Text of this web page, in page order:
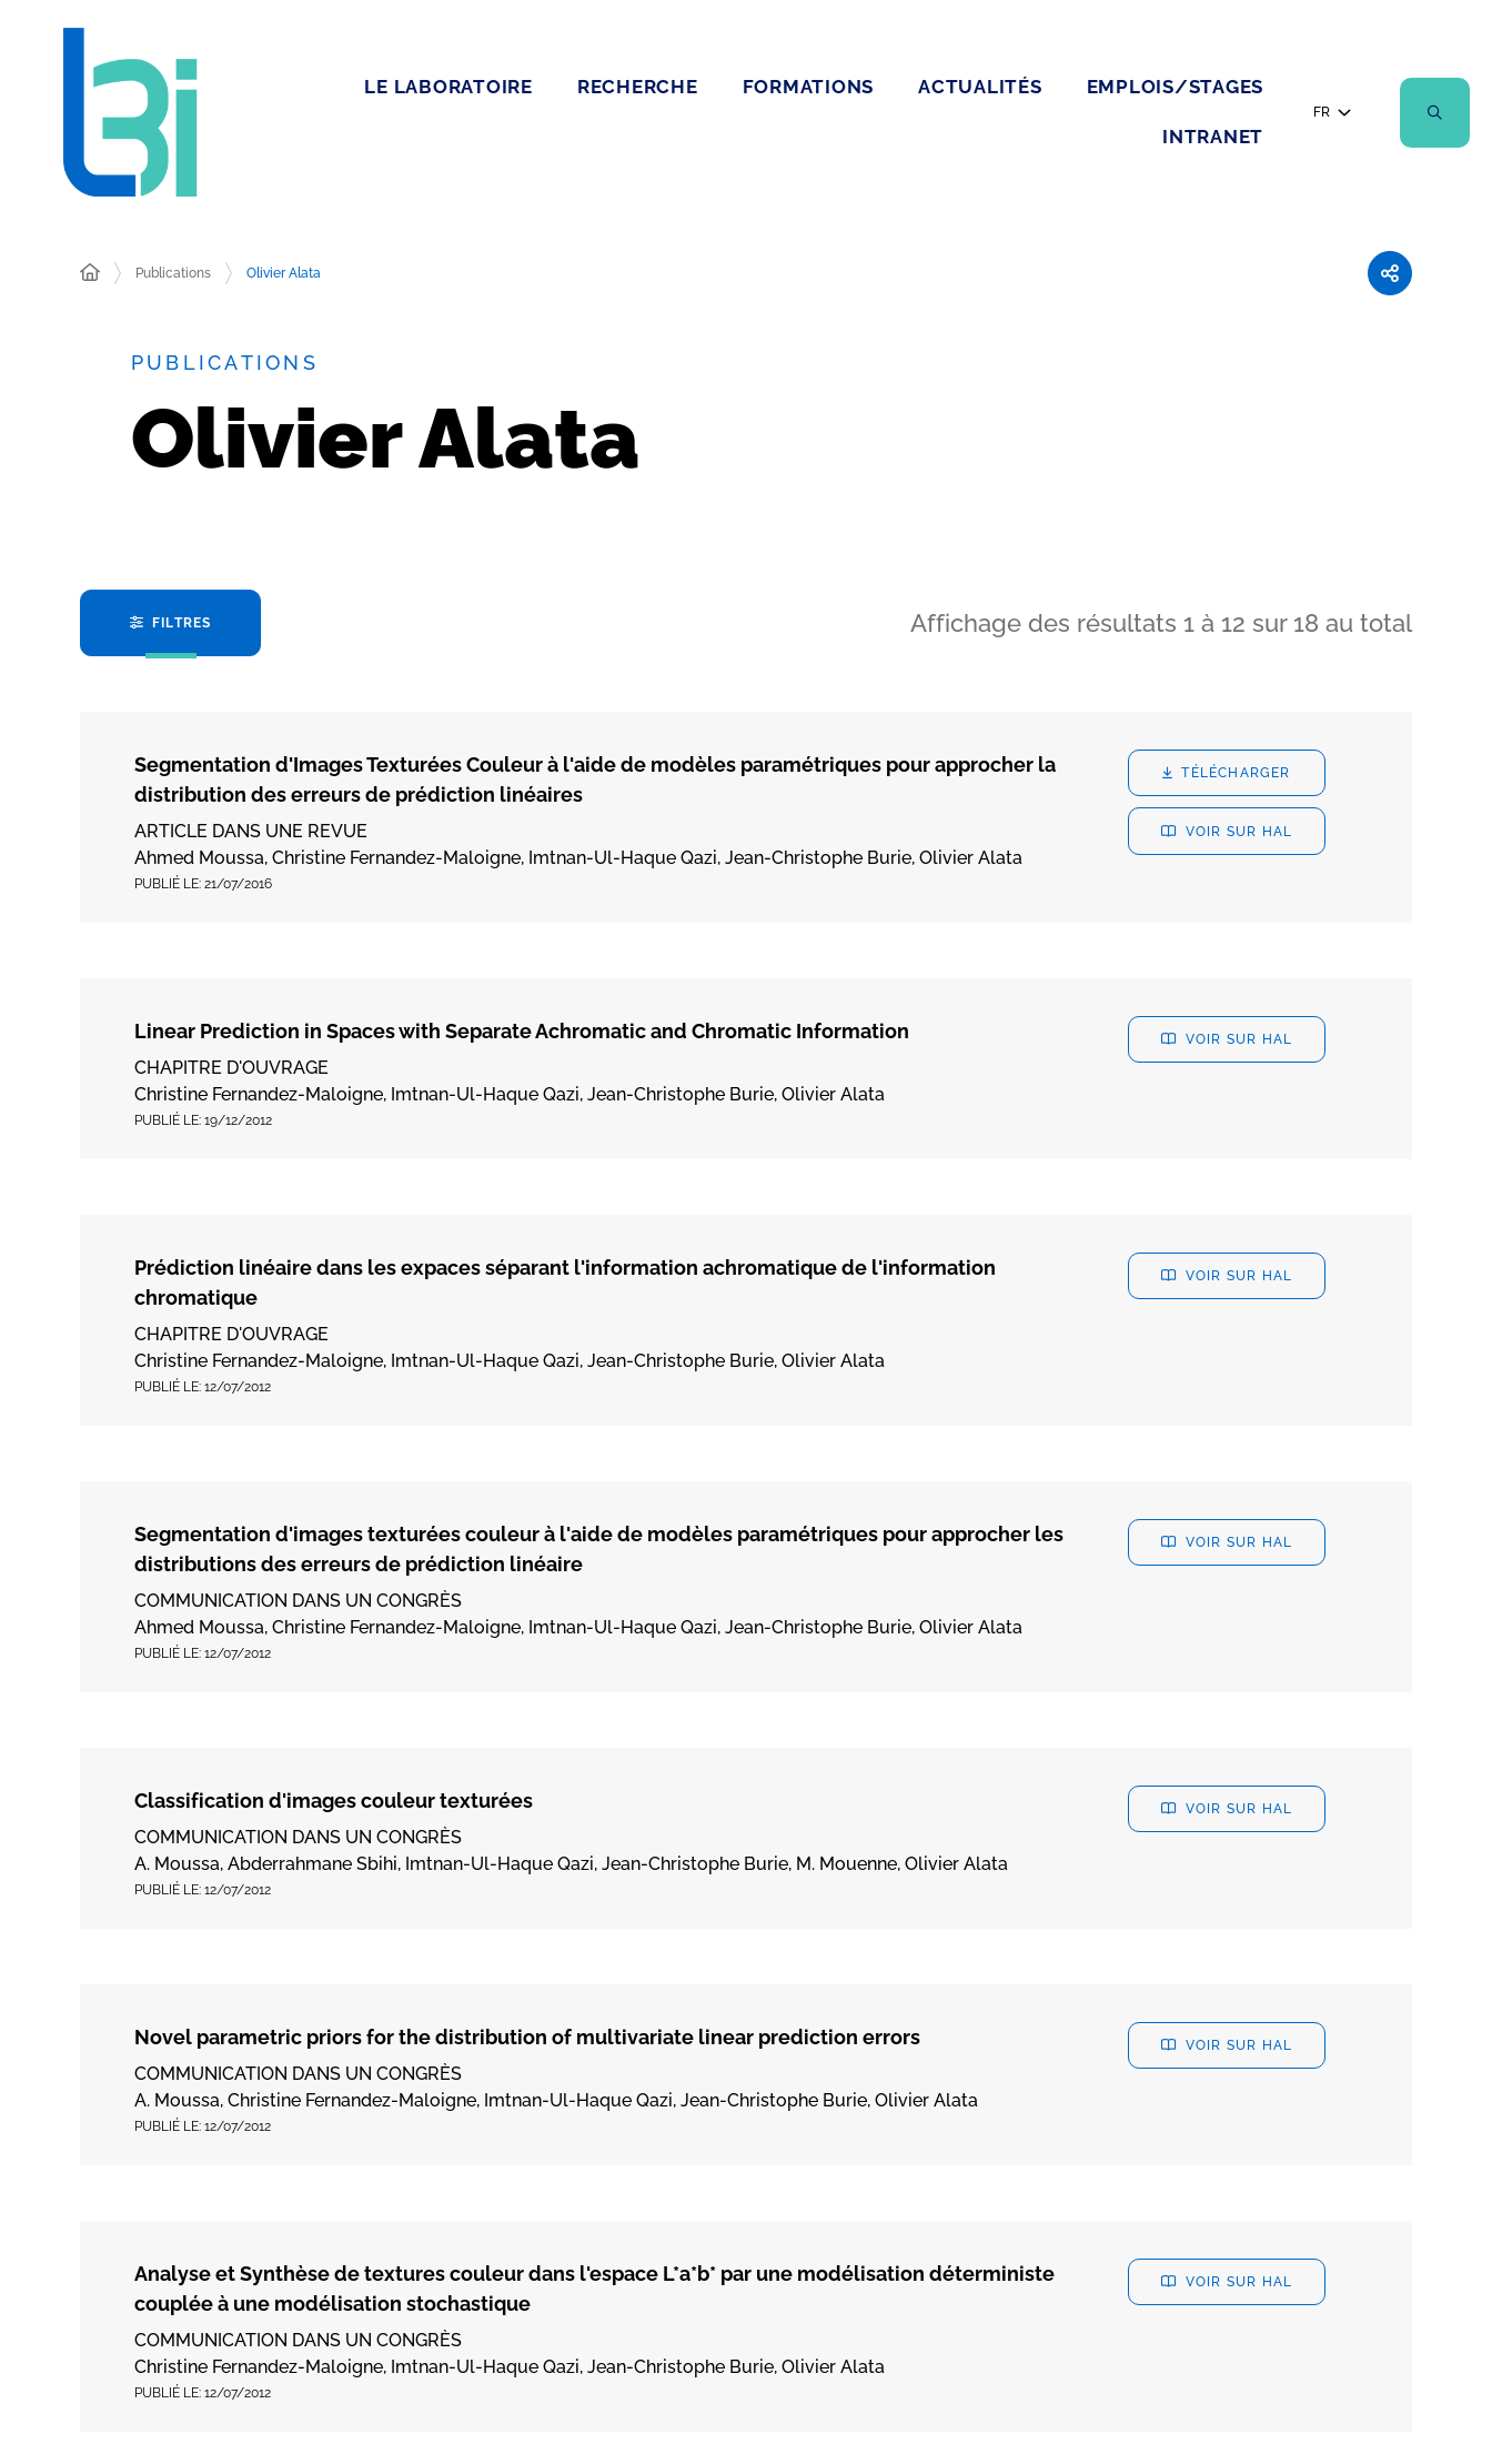
LE LABORATOIRE RECHERCHE FORMATIONS ACTUALITÉS EMPLOIS/STAGES
INTRANET
FR
Publications Olivier Alata
PUBLICATIONS
Olivier Alata
FILTRES Affichage des résultats 1 à 12 sur 18 au total
Segmentation d'Images Texturées Couleur à l'aide de modèles paramétriques pour approcher la
distribution des erreurs de prédiction linéaires
ARTICLE DANS UNE REVUE
Ahmed Moussa, Christine Fernandez-Maloigne, Imtnan-Ul-Haque Qazi, Jean-Christophe Burie, Olivier Alata
PUBLIÉ LE: 21/07/2016
TÉLÉCHARGER
VOIR SUR HAL
Linear Prediction in Spaces with Separate Achromatic and Chromatic Information
CHAPITRE D'OUVRAGE
Christine Fernandez-Maloigne, Imtnan-Ul-Haque Qazi, Jean-Christophe Burie, Olivier Alata
PUBLIÉ LE: 19/12/2012
VOIR SUR HAL
Prédiction linéaire dans les expaces séparant l'information achromatique de l'information
chromatique
CHAPITRE D'OUVRAGE
Christine Fernandez-Maloigne, Imtnan-Ul-Haque Qazi, Jean-Christophe Burie, Olivier Alata
PUBLIÉ LE: 12/07/2012
VOIR SUR HAL
Segmentation d'images texturées couleur à l'aide de modèles paramétriques pour approcher les
distributions des erreurs de prédiction linéaire
COMMUNICATION DANS UN CONGRÈS
Ahmed Moussa, Christine Fernandez-Maloigne, Imtnan-Ul-Haque Qazi, Jean-Christophe Burie, Olivier Alata
PUBLIÉ LE: 12/07/2012
VOIR SUR HAL
Classification d'images couleur texturées
COMMUNICATION DANS UN CONGRÈS
A. Moussa, Abderrahmane Sbihi, Imtnan-Ul-Haque Qazi, Jean-Christophe Burie, M. Mouenne, Olivier Alata
PUBLIÉ LE: 12/07/2012
VOIR SUR HAL
Novel parametric priors for the distribution of multivariate linear prediction errors
COMMUNICATION DANS UN CONGRÈS
A. Moussa, Christine Fernandez-Maloigne, Imtnan-Ul-Haque Qazi, Jean-Christophe Burie, Olivier Alata
PUBLIÉ LE: 12/07/2012
VOIR SUR HAL
Analyse et Synthèse de textures couleur dans l'espace L*a*b* par une modélisation déterministe
couplée à une modélisation stochastique
COMMUNICATION DANS UN CONGRÈS
Christine Fernandez-Maloigne, Imtnan-Ul-Haque Qazi, Jean-Christophe Burie, Olivier Alata
PUBLIÉ LE: 12/07/2012
VOIR SUR HAL